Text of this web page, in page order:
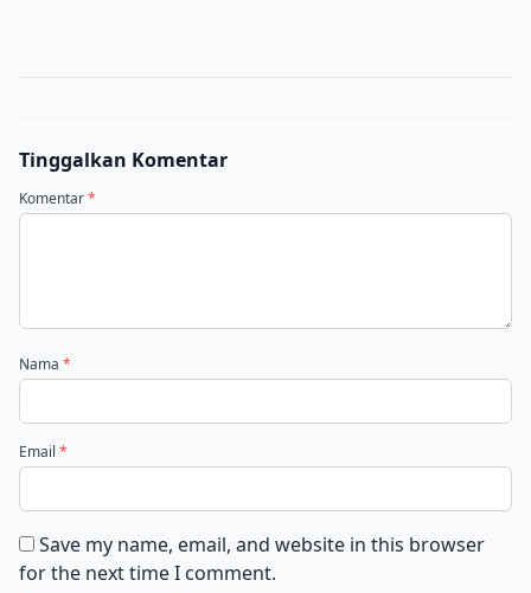
Tinggalkan Komentar
Komentar*
Nama *
Email *
Save my name, email, and website in this browser
for the next time I comment.